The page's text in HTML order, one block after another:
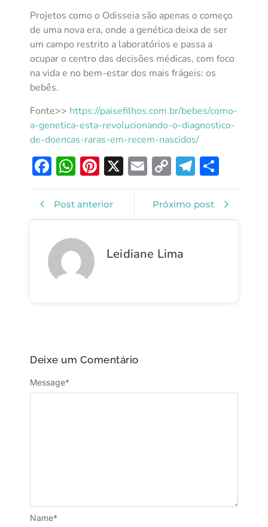
Projetos como o Odisseia são apenas o começo
de uma nova era, onde a genética deixa de ser
um campo restrito a laboratórios e passa a
ocupar o centro das decisões médicas, com foco
na vida e no bem-estar dos mais frágeis: os
bebês.
Fonte>> https://paisefilhos.com.br/bebes/como-
a-genetica-esta-revolucionando-o-diagnostico-
de-doencas-raras-em-recem-nascidos/
Facebook
WhatsApp
Pinterest
X EmailCopy
Link
Post anterior Próximo post
Leidiane Lima
Deixe um Comentário
Message*
Name*